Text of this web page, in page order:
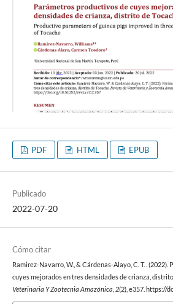
PDF HTML EPUB
Publicado
2022-07-20
Cómo citar
Ramirez-Navarro, W., & Cárdenas-Alayo, C. T. .
cuyes mejorados en tres densidades de crianza, distrito
Veterinaria Y Zootecnia Amazónica 2(2), e357. https://